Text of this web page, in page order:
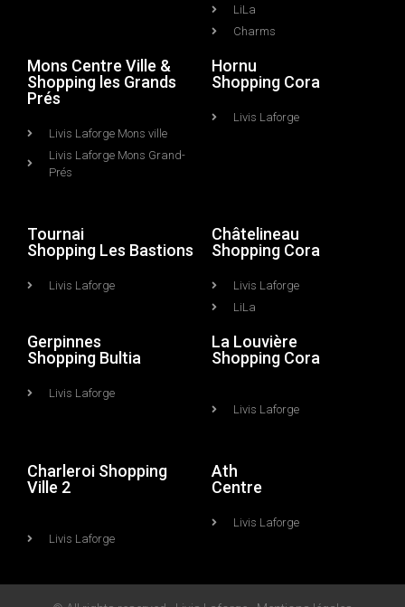
LiLa
Charms
Mons Centre Ville &
Shopping les Grands
Prés
Livis Laforge Mons ville
Livis Laforge Mons Grand-
Prés
Hornu
Shopping Cora
Livis Laforge
Tournai
Shopping Les Bastions
Livis Laforge
Châtelineau
Shopping Cora
Livis Laforge
LiLa
Gerpinnes
Shopping Bultia
Livis Laforge
La Louvière
Shopping Cora
Livis Laforge
Charleroi Shopping
Ville 2
Livis Laforge
Ath
Centre
Livis Laforge